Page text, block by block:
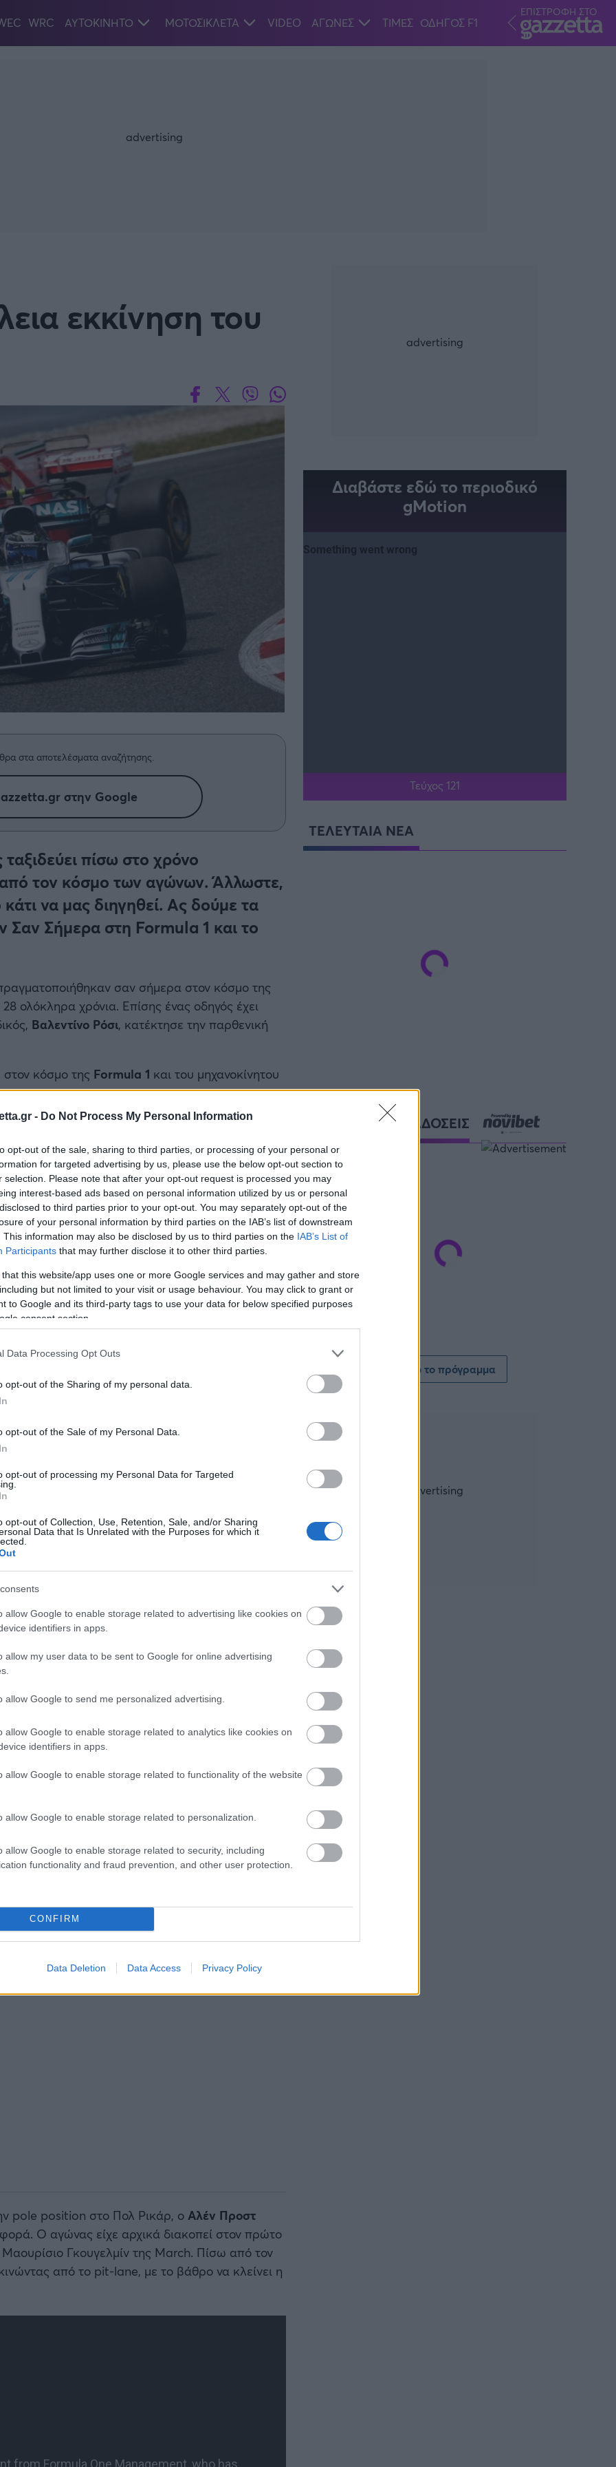
- Do Not Process My Personal Information
opt-out of the sale, sharing to third parties, or processing of your personal or
for targeted advertising by us, please use the below opt-out section to
selection. Please note that after your opt-out request is processed you may
interest-based ads based on personal information utilized by us or personal
to third parties prior to your opt-out. You may separately opt-out of the
of your personal information by third parties on the IAB’s list of downstream
This information may also be disclosed by us to third parties on the IAB’s List of
Participants that may further disclose it to other third parties.
that this website/app uses one or more Google services and may gather and store
but not limited to your visit or usage behaviour. You may click to grant or
to Google and its third-party tags to use your data for below specified purposes
consent section.
Data Processing Opt Outs
opt-out of the Sharing of my personal data.
opt-out of the Sale of my Personal Data.
opt-out of processing my Personal Data for Targeted
opt-out of Collection, Use, Retention, Sale, and/or Sharing
Data that Is Unrelated with the Purposes for which it
allow Google to enable storage related to advertising like cookies on
identifiers in apps.
allow my user data to be sent to Google for online advertising
allow Google to send me personalized advertising.
allow Google to enable storage related to analytics like cookies on
identifiers in apps.
allow Google to enable storage related to functionality of the website
allow Google to enable storage related to personalization.
allow Google to enable storage related to security, including
functionality and fraud prevention, and other user protection.
CONFIRM
Data Deletion Data Access Privacy Policy
WRC ΑΥΤΟΚΙΝΗΤΟ ΜΟΤΟΣΙΚΛΕΤΑ VIDEO ΑΓΩΝΕΣ ΤΙΜΕΣ ΟΔΗΓΟΣ F1
ΕΠΙΣΤΡΟΦΗ ΣΤΟ
εκκίνηση του
στα αποτελέσματα αναζήτησης.
στην Google
πίσω στο χρόνο
τον κόσμο των αγώνων. Άλλωστε,
να μας διηγηθεί. Ας δούμε τα
Σαν Σήμερα στη Formula 1 και το
σαν σήμερα στον κόσμο της
ολόκληρα χρόνια. Επίσης ένας οδηγός έχει
Βαλεντίνο Ρόσι, κατέκτησε την παρθενική
στον κόσμο της Formula 1 και του μηχανοκίνητου
. Μετά από μια σχεδόν αδιάφορη πορεία στις
πέρασμα από το
μισό του 2006 μέσω της νεοφώτιστης Super
21 εμφανίσεις μοιρασμένες ανά 7 αγώνες σε
περιόρισε τον Γιαμαμότο στις
να τερματίζει συστηματικά και να
ως καλύτερο πλασάρισμα. Ο Γιαμαμότο
δραστηριοποιείται ενεργά στην χώρα του ως
pole position στο Πολ Ρικάρ, ο Αλέν Προστ
Ο αγώνας είχε αρχικά διακοπεί στον πρώτο
Γκουγελμίν της March. Πίσω από τον
από το pit-lane, με το βάθρο να κλείνει η
Διαβάστε εδώ το περιοδικό
gMotion
Τεύχος 121
ΤΕΛΕΥΤΑΙΑ ΝΕΑ
ΑΘΛΗΤΙΚΕΣ ΜΕΤΑΔΟΣΕΙΣ
Δείτε όλο το πρόγραμμα